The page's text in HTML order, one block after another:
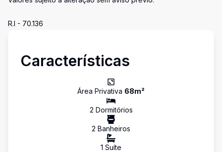
R.I - 70.136
Características
Área Privativa 68m²
2 Dormitórios
2 Banheiros
1 Suíte